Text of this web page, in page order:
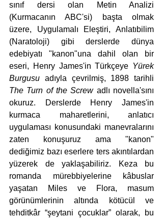
sınıf dersi olan Metin Analizi
(Kurmacanın ABC'si) başta olmak
üzere, Uygulamalı Eleştiri, Anlatıbilim
(Naratoloji) gibi derslerde dünya
edebiyatı "kanon"una dahil olan bir
eseri, Henry James'in Türkçeye Yürek
Burgusu
The Turn of the Screw adlı novella'sını
okuruz. Derslerde Henry James'in
kurmaca maharetlerini, anlatıcı
uygulaması konusundaki manevralarını
zaten konuşuruz ama "kanon"
dediğimiz bazı eserlere ters akıntılardan
yüzerek de yaklaşabiliriz. Keza bu
romanda mürebbiyelerine kâbuslar
yaşatan Miles ve Flora, masum
görünümlerinin altında kötücül ve
tehditkâr “şeytani çocuklar” olarak, bu